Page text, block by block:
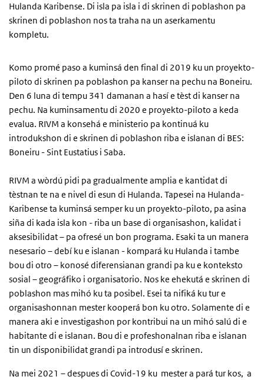
Hulanda Karibense. Di isla pa isla i di skrinen di poblashon pa
skrinen di poblashon nos ta traha na un aserkamentu
kompletu.
Komo promé paso a kuminsá den final di 2019 ku un proyekto-
piloto di skrinen pa poblashon pa kanser na pechu na Boneiru.
Den 6 luna di tempu 341 damanan a hasí e tèst di kanser na
pechu. Na kuminsamentu di 2020 e proyekto-piloto a keda
evalua. RIVM a konsehá e ministerio pa kontinuá ku
introdukshon di e skrinen di poblashon riba e islanan di BES:
Boneiru - Sint Eustatius i Saba.
RIVM a wòrdú pidi pa gradualmente amplia e kantidat di
tèstnan te na e nivel di esun di Hulanda. Tapesei na Hulanda-
Karibense ta kuminsá semper ku un proyekto-piloto, pa asina
siña di kada isla kon - riba un base di organisashon, kalidat i
aksesibilidat – pa ofresé un bon programa. Esaki ta un manera
nesesario – debí ku e islanan - kompará ku Hulanda i tambe
bou di otro – konosé diferensianan grandi pa ku e konteksto
sosial – geográfiko i organisatorio. Nos ke ehekutá e skrinen di
poblashon mas mihó ku ta posibel. Esei ta nifiká ku tur e
organisashonnan mester kooperá bon ku otro. Solamente di e
manera aki e investigashon por kontribui na un mihó salú di e
habitante di e islanan. Bou di e profeshonalnan riba e islanan
tin un disponibilidat grandi pa introdusí e skrinen.
Na mei 2021 – despues di Covid-19 ku mester a pará tur kos, a